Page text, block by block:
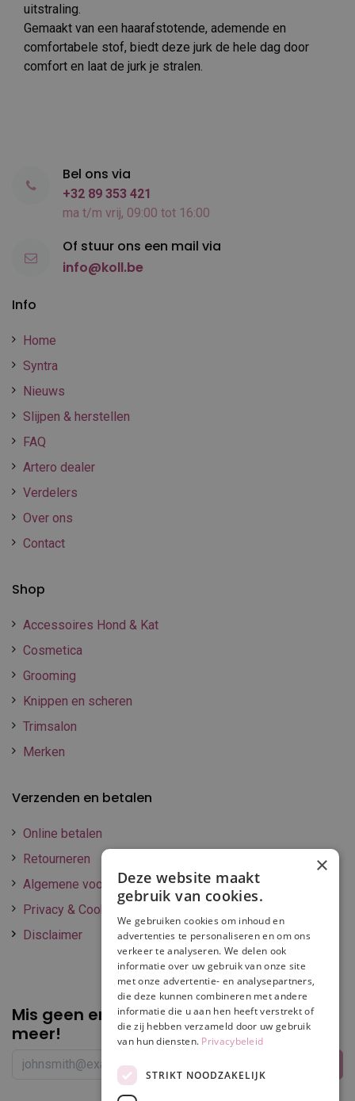
uitstraling.
Gemaakt van een haarafstotende, ademende en
comfortabele stof, biedt deze jurk de hele dag door
comfort en laat de jurk je stralen.
Info
Home
Syntra
Nieuws
Slijpen & herstellen
FAQ
Artero dealer
Verdelers
Over ons
Contact
Shop
Accessoires Hond & Kat
Cosmetica
Grooming
Knippen en scheren
Trimsalon
Merken
Verzenden en betalen
Online betalen
Retourneren
Algemene voorwaarden
Privacy & Cookie policy
Disclaimer
Mis geen enkelepromotie of korting
meer!
Bel ons via
+32 89 353 421
ma t/m vrij, 09:00 tot 16:00
Of stuur ons een mail via
info@koll.be
×
Deze website maakt
gebruik van cookies.
We gebruiken cookies om inhoud en
advertenties te personaliseren en om ons
verkeer te analyseren. We delen ook
informatie over uw gebruik van onze site
met onze advertentie- en analysepartners,
die deze kunnen combineren met andere
informatie die u aan hen heeft verstrekt of
die zij hebben verzameld door uw gebruik
van hun diensten. Privacybeleid
STRIKT NOODZAKELIJK